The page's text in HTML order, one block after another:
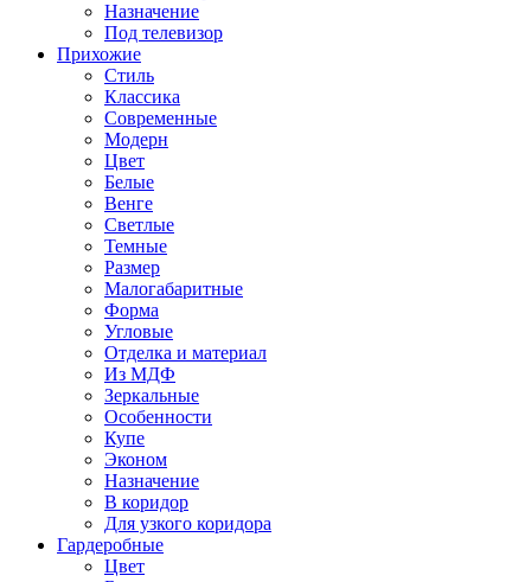
Назначение
Под телевизор
Прихожие
Стиль
Классика
Современные
Модерн
Цвет
Белые
Венге
Светлые
Темные
Размер
Малогабаритные
Форма
Угловые
Отделка и материал
Из МДФ
Зеркальные
Особенности
Купе
Эконом
Назначение
В коридор
Для узкого коридора
Гардеробные
Цвет